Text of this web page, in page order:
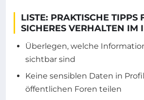
LISTE: PRAKTISCHE TIPPS
SICHERES VERHALTEN IM
Überlegen, welche
sichtbar sind
Keine sensiblen Daten in
öffentlichen Foren teilen